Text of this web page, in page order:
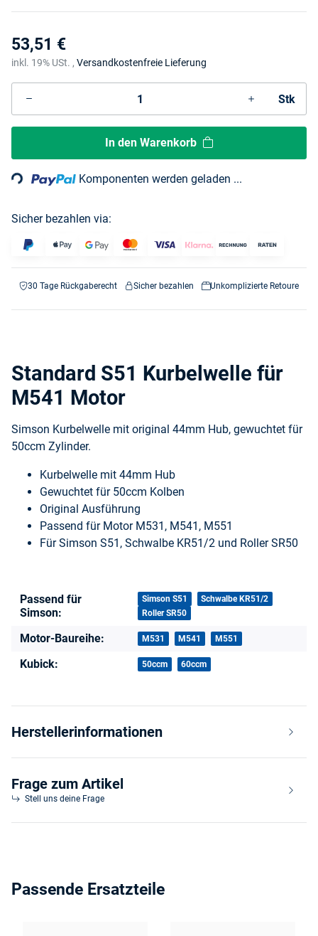
53,51 €
inkl. 19% USt. , Versandkostenfreie Lieferung
Stk
In den Warenkorb
Loading... Komponenten werden geladen ...
Sicher bezahlen via:
30 Tage Rückgaberecht Sicher bezahlen Unkomplizierte Retoure
Standard S51 Kurbelwelle für
M541 Motor
Simson Kurbelwelle mit original 44mm Hub, gewuchtet für
50ccm Zylinder.
Kurbelwelle mit 44mm Hub
Gewuchtet für 50ccm Kolben
Original Ausführung
Passend für Motor M531, M541, M551
Für Simson S51, Schwalbe KR51/2 und Roller SR50
Produkteigenschaft
Wert
Passend für
Simson:
Simson S51
Schwalbe KR51/2
Roller SR50
Motor-Baureihe: M531 M541 M551
Kubick: 50ccm 60ccm
Herstellerinformationen
Frage zum Artikel
Stell uns deine Frage
Passende Ersatzteile